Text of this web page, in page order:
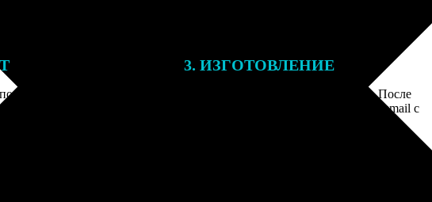
заказа к печати
могут связаться с Вами
телефону или email для
деталей.
3. ИЗГОТОВЛЕНИЕ
Оплатите заказ банковской картой. После
оплаты получите подтверждение на email с
описанием заказа. Когда отправим заказ